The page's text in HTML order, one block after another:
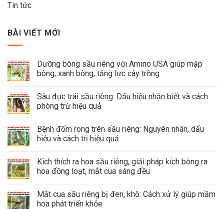
Tin tức
BÀI VIẾT MỚI
Dưỡng bông sầu riêng với Amino USA giúp mập
bông, xanh bông, tăng lực cây trồng
Sâu đục trái sầu riêng: Dấu hiệu nhận biết và cách
phòng trừ hiệu quả
Bệnh đốm rong trên sầu riêng: Nguyên nhân, dấu
hiệu và cách trị hiệu quả
Kích thích ra hoa sầu riêng, giải pháp kích bông ra
hoa đồng loạt, mắt cua sáng đều
Mắt cua sầu riêng bị đen, khô: Cách xử lý giúp mầm
hoa phát triển khỏe